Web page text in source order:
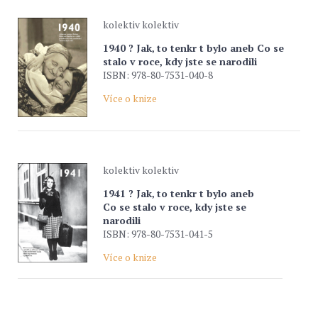
kolektiv kolektiv
1940 ? Jak‚ to tenkr t bylo aneb Co se
stalo v roce, kdy jste se narodili
ISBN: 978-80-7531-040-8
Více o knize
kolektiv kolektiv
1941 ? Jak‚ to tenkr t bylo aneb
Co se stalo v roce, kdy jste se
narodili
ISBN: 978-80-7531-041-5
Více o knize